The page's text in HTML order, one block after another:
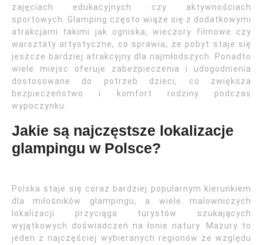
zajęciach edukacyjnych czy aktywnościach
sportowych. Glamping często wiąże się z dodatkowymi
atrakcjami takimi jak ogniska, wieczory filmowe czy
warsztaty artystyczne, co sprawia, że pobyt staje się
jeszcze bardziej atrakcyjny dla najmłodszych. Ponadto
wiele miejsc oferuje zabezpieczenia i udogodnienia
dostosowane do potrzeb dzieci, co zwiększa
bezpieczeństwo i komfort rodziny podczas
wypoczynku.
Jakie są najczęstsze lokalizacje
glampingu w Polsce?
Polska staje się coraz bardziej popularnym kierunkiem
dla miłośników glampingu, a wiele malowniczych
lokalizacji przyciąga turystów szukających
wyjątkowych doświadczeń na łonie natury. Mazury to
jeden z najczęściej wybieranych regionów ze względu